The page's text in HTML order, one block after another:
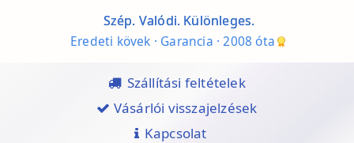
Szép. Valódi. Különleges.
Eredeti kövek · Garancia · 2008 óta
Szállítási feltételek
Vásárlói visszajelzések
Kapcsolat